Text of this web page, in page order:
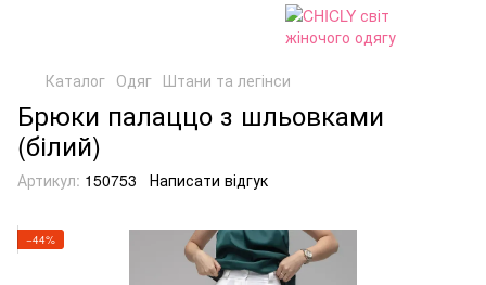
Каталог Одяг Штани та легінси
Брюки палаццо з шльовками
(білий)
Артикул: 150753 Написати відгук
−44%